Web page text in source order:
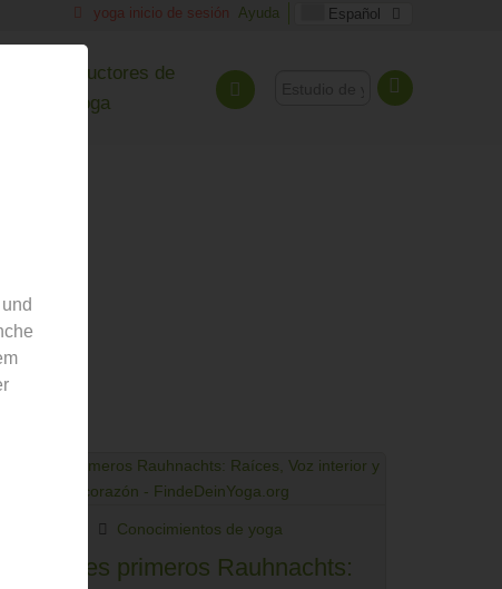
yoga inicio de sesión Ayuda Español
Para instructores de
yoga
yoga.
Los tres primeros Rauhnachts:
Conocimientos de yoga